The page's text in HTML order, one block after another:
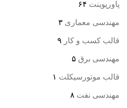
پاورپوینت ۶۴
مهندسی معماری ۳
قالب کسب و کار ۹
مهندسی برق ۵
قالب موتورسیکلت ۱
مهندسی نفت ۸